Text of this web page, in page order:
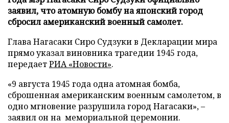
заявил, что атомную бомбу на японский город
сбросил американский военный самолет.
Глава Нагасаки Сиро Судзуки в Декларации мира
прямо указал виновника трагедии 1945 года,
передаетРИА «Новости».
«9 августа 1945 года одна атомная бомба,
сброшенная американским военным самолетом, в
одно мгновение разрушила город Нагасаки», –
заявил он на мемориальной церемонии.